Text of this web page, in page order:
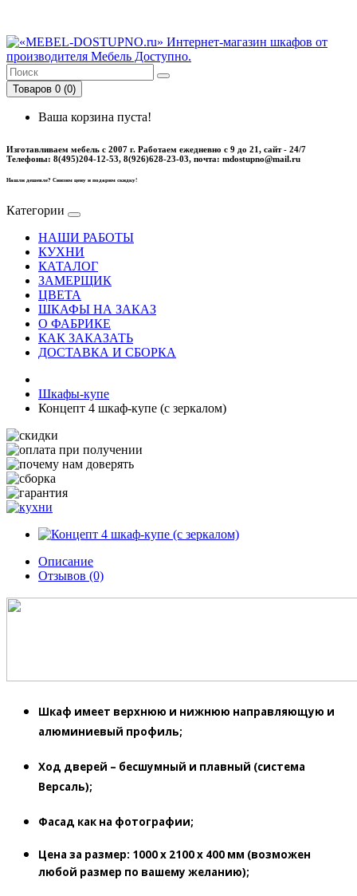
Товаров 0 (0)
Ваша корзина пуста!
Изготавливаем мебель с 2007 г. Работаем ежедневно с 9 до 21, cайт - 24/7
Телефоны: 8(495)204-12-53, 8(926)628-23-03, почта: mdostupno@mail.ru
Нашли дешевле? Снизим цену и подарим скидку!
Категории
НАШИ РАБОТЫ
КУХНИ
КАТАЛОГ
ЗАМЕРЩИК
ЦВЕТА
ШКАФЫ НА ЗАКАЗ
О ФАБРИКЕ
КАК ЗАКАЗАТЬ
ДОСТАВКА И СБОРКА
Шкафы-купе
Концепт 4 шкаф-купе (с зеркалом)
Описание
Отзывов (0)
Шкаф имеет верхнюю и нижнюю направляющую и
алюминиевый профиль;
Ход дверей – бесшумный и плавный (система
Версаль);
Фасад как на фотографии;
Цена за размер: 1000 х 2100 х 400 мм (возможен
любой размер по вашему желанию);